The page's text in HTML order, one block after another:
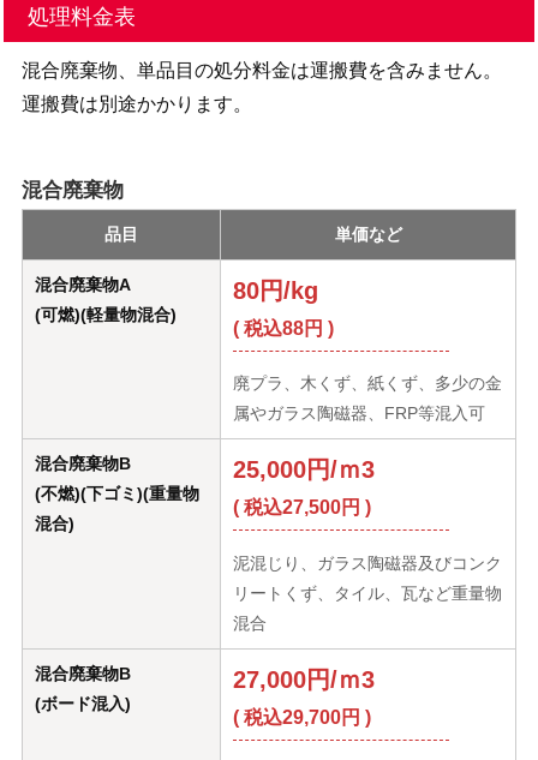
処理料金表
混合廃棄物、単品目の処分料金は運搬費を含みません。
運搬費は別途かかります。
混合廃棄物
品目 単価など
混合廃棄物A
(可燃)(軽量物混合)
80円/kg
( 税込88円 )
廃プラ、木くず、紙くず、多少の金
属やガラス陶磁器、FRP等混入可
混合廃棄物B
(不燃)(下ゴミ)(重量物
混合)
25,000円/ｍ3
( 税込27,500円 )
泥混じり、ガラス陶磁器及びコンク
リートくず、タイル、瓦など重量物
混合
混合廃棄物B
(ボード混入)
27,000円/ｍ3
( 税込29,700円 )